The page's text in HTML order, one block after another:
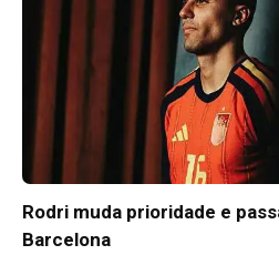
Rodri muda prioridade e
Barcelona